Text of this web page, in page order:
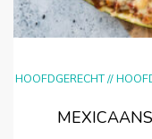
HOOFDGERECHT//